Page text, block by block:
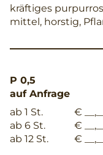
kräftiges
mittel, horstig,
P 0,5
auf Anfrage
ab 1 St.
€ __,__
ab 6 St.
€ __,__
ab 12 St.
€ __,__